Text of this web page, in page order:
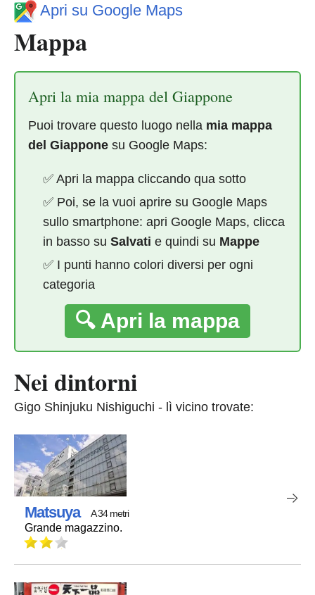
Apri su Google Maps
Mappa
Apri la mia mappa del Giappone
Puoi trovare questo luogo nella mia mappa
del Giappone su Google Maps:
✅ Apri la mappa cliccando qua sotto
✅ Poi, se la vuoi aprire su Google Maps
sullo smartphone: apri Google Maps, clicca
in basso su Salvati e quindi su Mappe
✅ I punti hanno colori diversi per ogni
categoria
🔍 Apri la mappa
Nei dintorni
Gigo Shinjuku Nishiguchi - lì vicino trovate:
Matsuya A 34 metri
Grande magazzino.